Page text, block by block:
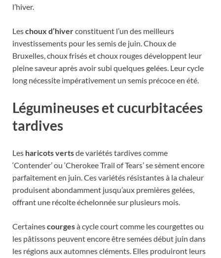
l’hiver.
Leschoux d’hiverconstituent l’un des meilleurs
investissements pour les semis de juin. Choux de
Bruxelles, choux frisés et choux rouges développent leur
pleine saveur après avoir subi quelques gelées. Leur cycle
long nécessite impérativement un semis précoce en été.
Légumineuses et cucurbitacées
tardives
Les haricots vertsde variétés tardives comme
‘Contender’ ou ‘Cherokee Trail of Tears’ se sèment encore
parfaitement en juin. Ces variétés résistantes à la chaleur
produisent abondamment jusqu’aux premières gelées,
offrant une récolte échelonnée sur plusieurs mois.
Certainescourgesà cycle court comme les courgettes ou
les pâtissons peuvent encore être semées début juin dans
les régions aux automnes cléments. Elles produiront leurs